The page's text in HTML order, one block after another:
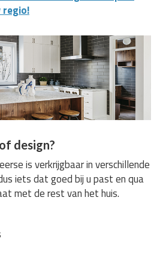
regio!
design?
is verkrijgbaar in verschillende
iets dat goed bij u past en qua
met de rest van het huis.